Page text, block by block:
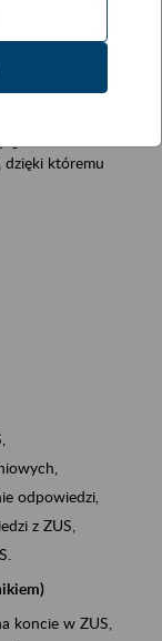
dzięki któremu
odpowiedzi,
z ZUS,
koncie w ZUS,